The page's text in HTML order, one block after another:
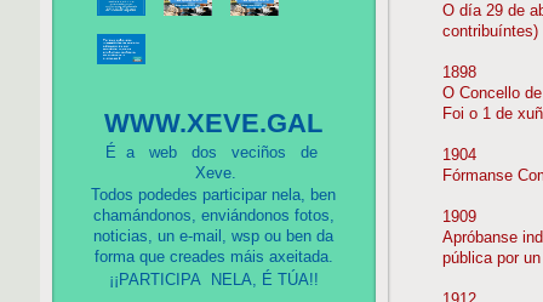
O día 29 de
contribuíntes)
1898
O Concello
Foi o 1 de
1904
Fórmanse
1909
Apróbanse
pública por
WWW.XEVE.GAL
É a web dos veciños de
Xeve.
Todos podedes participar nela, ben
chamándonos, enviándonos fotos,
noticias, une-mail, wsp ou ben da
forma que creades máis axeitada.
¡¡PARTICIPA NELA, É TÚA!!